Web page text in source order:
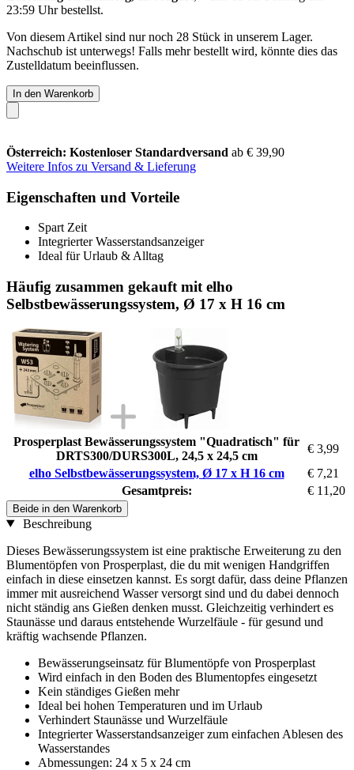
23:59 Uhrbestellst.
Von diesem Artikel sind nur noch 28 Stück in unserem Lager.
Nachschub ist unterwegs! Falls mehr bestellt wird, könnte dies das
Zustelldatum beeinflussen.
In den Warenkorb
Österreich: Kostenloser Standardversand ab € 39,90
Weitere Infos zu Versand & Lieferung
Eigenschaften und Vorteile
Spart Zeit
Integrierter Wasserstandsanzeiger
Ideal für Urlaub & Alltag
Häufig zusammen gekauft mit elho
Selbstbewässerungssystem, Ø 17 x H 16 cm
Prosperplast Bewässerungssystem "Quadratisch" für
DRTS300/DURS300L, 24,5 x 24,5 cm
€ 3,99
elho Selbstbewässerungssystem, Ø 17 x H 16 cm
€ 7,21
Gesamtpreis:
€ 11,20
Beide in den Warenkorb
Beschreibung
Dieses Bewässerungssystem ist eine praktische Erweiterung zu den
Blumentöpfen von Prosperplast, die du mit wenigen Handgriffen
einfach in diese einsetzen kannst. Es sorgt dafür, dass deine Pflanzen
immer mit ausreichend Wasser versorgt sind und du dabei dennoch
nicht ständig ans Gießen denken musst. Gleichzeitig verhindert es
Staunässe und daraus entstehende Wurzelfäule - für gesund und
kräftig wachsende Pflanzen.
Bewässerungseinsatz für Blumentöpfe von Prosperplast
Wird einfach in den Boden des Blumentopfes eingesetzt
Kein ständiges Gießen mehr
Ideal bei hohen Temperaturen und im Urlaub
Verhindert Staunässe und Wurzelfäule
Integrierter Wasserstandsanzeiger zum einfachen Ablesen des
Wasserstandes
Abmessungen: 24 x 5 x 24 cm